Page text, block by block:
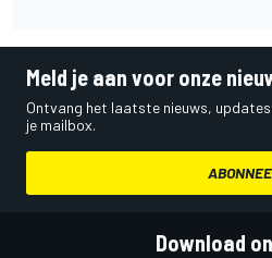
Meld je aan voor onze
Ontvang het laatste nieuws,
je mailbox.
Download